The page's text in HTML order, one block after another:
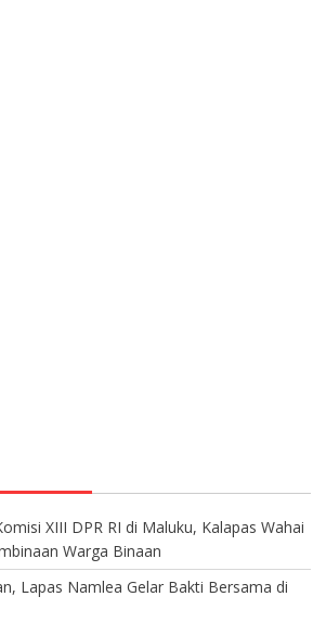
XIII DPR RI di Maluku, Kalapas Wahai
Warga Binaan
Lapas Namlea Gelar Bakti Bersama di